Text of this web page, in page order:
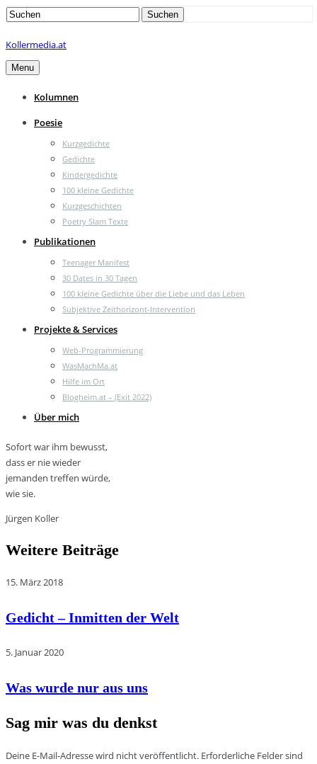
Search
Suchen
Kollermedia.at
Menu
Kolumnen
Poesie
Kurzgedichte
Gedichte
Kindergedichte
100 kleine Gedichte
Kurzgeschichten
Poetry Slam Texte
Publikationen
Teenager Manifest
30 Dates in 30 Tagen
100 kleine Gedichte über die Liebe und das Leben
Subjektive Zeithorizont-Intervention
Projekte & Services
Web-Programmierung
WasMachMa.at
Hilfe im Ort
Blogheim.at – (Exit 2022)
Über mich
Sofort war ihm bewusst,
dass er nie wieder
jemanden treffen würde,
wie sie.
Jürgen Koller
Weitere Beiträge
15. März 2018
Gedicht – Inmitten der Welt
5. Januar 2020
Was wurde nur aus uns
Sag mir was du denkst
Deine E-Mail-Adresse wird nicht veröffentlicht. Erforderliche Felder sind